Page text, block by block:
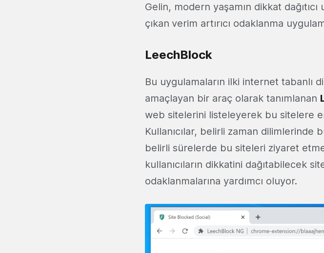
Gelin, modern yaşamın dikkat
çıkan verim artırıcı odaklanma
LeechBlock
Bu uygulamaların ilki internet tabanlı
amaçlayan bir araç olarak tanımlanan
web sitelerini listeleyerek bu sitelere
Kullanıcılar, belirli zaman dilimlerinde
belirli sürelerde bu siteleri ziyaret
kullanıcıların dikkatini dağıtabilecek
odaklanmalarına yardımcı oluyor.